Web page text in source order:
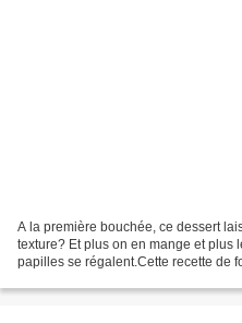
A la première bouchée, ce dessert
texture? Et plus on en mange et plus
papilles se régalent.Cette recette de